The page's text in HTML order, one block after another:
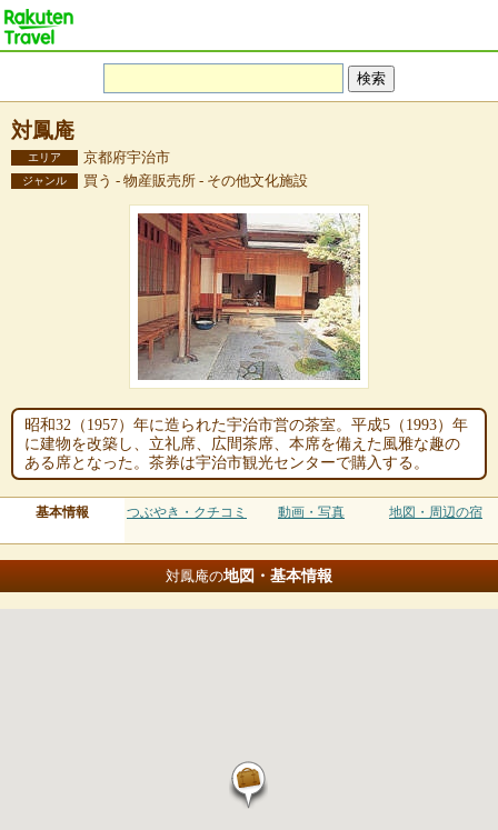
対鳳庵
エリア 京都府宇治市
ジャンル 買う - 物産販売所 - その他文化施設
昭和32（1957）年に造られた宇治市営の茶室。平成5（1993）年
に建物を改築し、立礼席、広間茶席、本席を備えた風雅な趣の
ある席となった。茶券は宇治市観光センターで購入する。
基本情報 つぶやき・クチコミ 動画・写真 地図・周辺の宿
対鳳庵の地図・基本情報